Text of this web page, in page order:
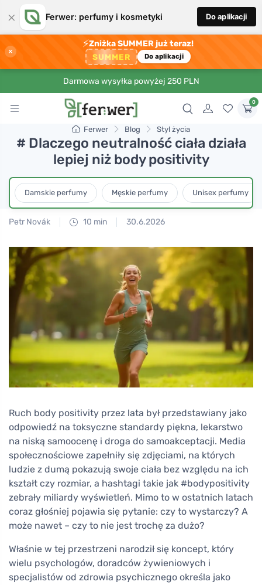
× Ferwer: perfumy i kosmetyki Do aplikacji
×
⚡Zniżka SUMMER już teraz!
SUMMER Do aplikacji
Darmowa wysyłka powyżej 250 PLN
0
Ferwer Blog Styl życia
# Dlaczego neutralność ciała działa
lepiej niż body positivity
Damskie perfumy Męskie perfumy Unisex perfumy
Petr Novák 10 min 30.6.2026
Ruch body positivity przez lata był przedstawiany jako
odpowiedź na toksyczne standardy piękna, lekarstwo
na niską samoocenę i droga do samoakceptacji. Media
społecznościowe zapełniły się zdjęciami, na których
ludzie z dumą pokazują swoje ciała bez względu na ich
kształt czy rozmiar, a hashtagi takie jak #bodypositivity
zebrały miliardy wyświetleń. Mimo to w ostatnich latach
coraz głośniej pojawia się pytanie: czy to wystarczy? A
może nawet – czy to nie jest trochę za dużo?
Właśnie w tej przestrzeni narodził się koncept, który
wielu psychologów, doradców żywieniowych i
specjalistów od zdrowia psychicznego określa jako